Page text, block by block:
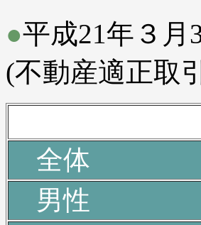
●平成21年３月
(不動産適正取
全体
男性